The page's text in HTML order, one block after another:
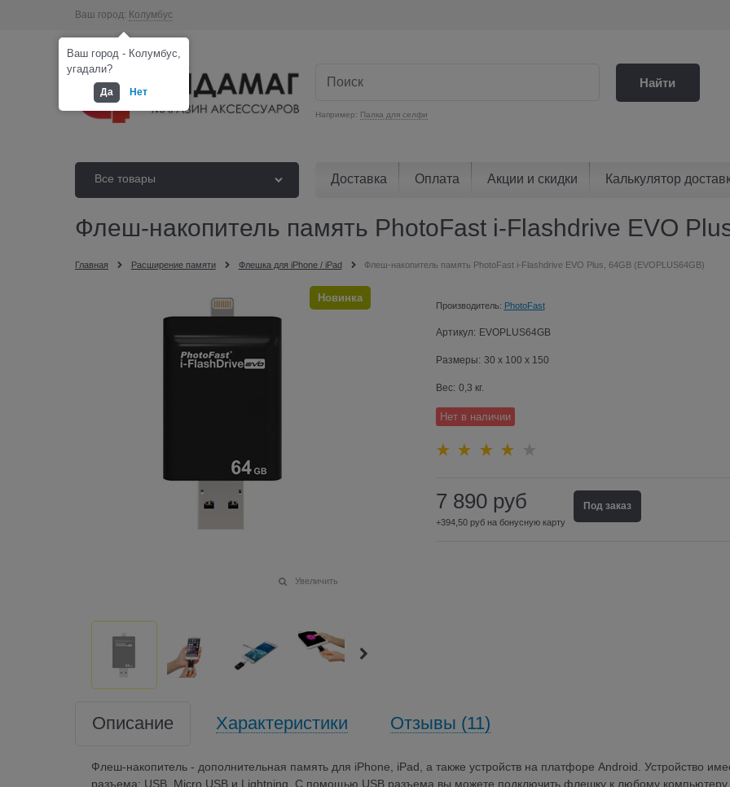
Ваш город: Колумбус
Например: Палка для селфи
Найти
Все товары Доставка Оплата Акции и скидки Калькулятор
Флеш-накопитель память PhotoFast i-Flashdrive EVO
Главная Расширение памяти Флешка для iPhone / iPad Флеш-накопитель память PhotoFast i-Flashdrive EVO Plus, 64GB (EVOPLUS64GB)
Новинка
Увеличить
Производитель: PhotoFast
Артикул: EVOPLUS64GB
Размеры: 30 x 100 x 150
Вес: 0,3 кг.
Нет в наличии
7 890 руб
+394,50 руб на бонусную карту
Под заказ
Описание Характеристики Отзывы (11)
Флеш-накопитель - дополнительная память для iPhone, iPad, а также устройств на платфоре Android. Устройство
разъема: USB, Micro USB и Lightning. С помощью USB разъема вы можете подключить флешку к любому компьютеру
Ваш город - Колумбус,
угадали?
Да Нет